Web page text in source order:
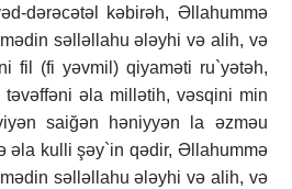
dərəcətəl kəbirəh, Əlla­hum­mə
səlləllahu ələyhi və alih, və
fil (fi yəvmil) qiyaməti ru`­yə­təh,
əla millətih, vəsqini min
saiğən həniyyən la əzməu
əla kulli şəy`­in qədir, Əllahummə
səl­ləl­lahu ələy­­hi və alih, və